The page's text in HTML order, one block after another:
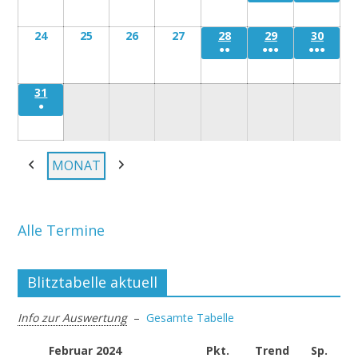
24Montag
25 Dienstag
26 Mittwoch
27Donnerstag
28Freitag
●●
29Samstag
29
●●●
30
30
●●●
31
●
ZurückMONAT Weiter
Alle Termine
Blitztabelle aktuell
Info zur Auswertung–Gesamte Tabelle
Februar 2024 Pkt. Trend Sp.